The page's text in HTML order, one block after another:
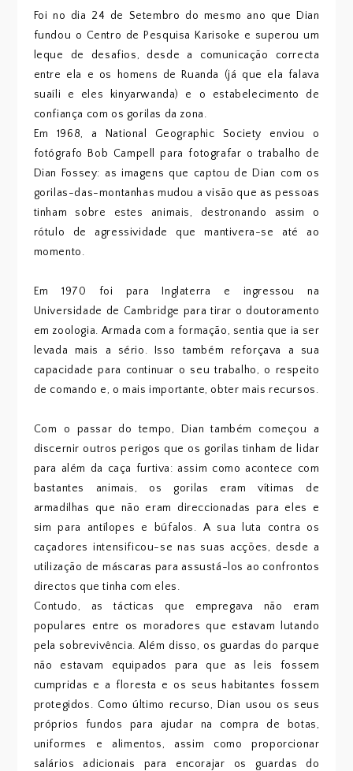
Foi no dia 24 de Setembro do mesmo ano que Dian
fundou o Centro de Pesquisa Karisoke e superou um
leque de desafios, desde a comunicação correcta
entre ela e os homens de Ruanda (já que ela falava
suaíli e eles kinyarwanda) e o estabelecimento de
confiança com os gorilas da zona.
Em 1968, a National Geographic Society enviou o
fotógrafo Bob Campell para fotografar o trabalho de
Dian Fossey: as imagens que captou de Dian com os
gorilas-das-montanhas mudou a visão que as pessoas
tinham sobre estes animais, destronando assim o
rótulo de agressividade que mantivera-se até ao
momento.
Em 1970 foi para Inglaterra e ingressou na
Universidade de Cambridge para tirar o doutoramento
em zoologia. Armada com a formação, sentia que ia ser
levada mais a sério. Isso também reforçava a sua
capacidade para continuar o seu trabalho, o respeito
de comando e, o mais importante, obter mais recursos.
Com o passar do tempo, Dian também começou a
discernir outros perigos que os gorilas tinham de lidar
para além da caça furtiva: assim como acontece com
bastantes animais, os gorilas eram vítimas de
armadilhas que não eram direccionadas para eles e
sim para antílopes e búfalos. A sua luta contra os
caçadores intensificou-se nas suas acções, desde a
utilização de máscaras para assustá-los ao confrontos
directos que tinha com eles.
Contudo, as tácticas que empregava não eram
populares entre os moradores que estavam lutando
pela sobrevivência. Além disso, os guardas do parque
não estavam equipados para que as leis fossem
cumpridas e a floresta e os seus habitantes fossem
protegidos. Como último recurso, Dian usou os seus
próprios fundos para ajudar na compra de botas,
uniformes e alimentos, assim como proporcionar
salários adicionais para encorajar os guardas do